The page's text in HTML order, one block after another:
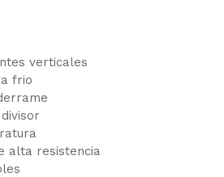
verticales
frio
alta resistencia